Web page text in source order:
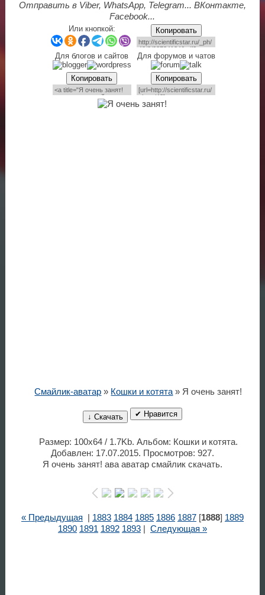
Отправить в Viber, WhatsApp, Telegram... ВКонтакте,
Facebook...
Или кнопкой: Копировать
Для блогов и сайтов Для форумов и чатов
Копировать Копировать
Смайлик-аватар » Кошки и котята » Я очень занят!
↓ Скачать ✔ Нравится
Размер: 100x64 / 1.7Kb. Альбом: Кошки и котята.
Добавлен: 17.07.2015. Просмотров: 927.
Я очень занят! ава аватар смайлик скачать.
« Предыдущая 1883 1884 1885 1886 1887[1888] 1889
1890 1891 1892 1893| Следующая »